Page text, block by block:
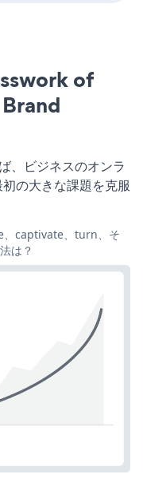
of
、ビジネスのオンラ
の大きな課題を克服
、captivate、turn、そ
は？